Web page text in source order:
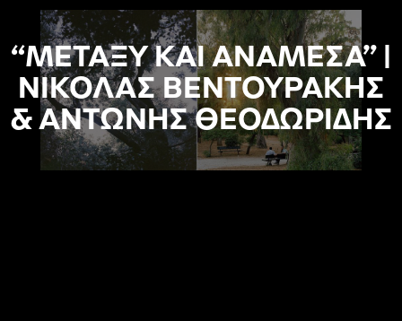
“ΜΕΤΑΞΥ ΚΑΙ ΑΝΑΜΕΣΑ” |
ΝΙΚΟΛΑΣ ΒΕΝΤΟΥΡΑΚΗΣ
& ΑΝΤΩΝΗΣ ΘΕΟΔΩΡΙΔΗΣ